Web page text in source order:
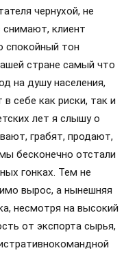
чернухой, не
снимают, клиент
спокойный тон
стране самый что
на душу населения,
себе как риски, так и
лет я слышу о
грабят, продают,
бесконечно отстали
гонках. Тем не
вырос, а нынешняя
несмотря на высокий
от экспорта сырья,